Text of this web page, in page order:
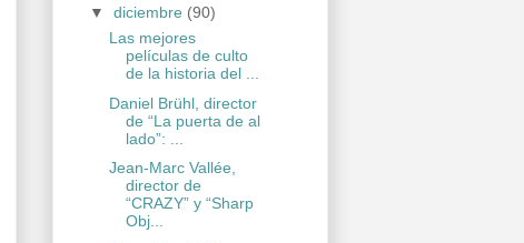
▼ diciembre (90)
Las mejores
películas de culto
de la historia del ...
Daniel Brühl, director
de “La puerta de al
lado”: ...
Jean-Marc Vallée,
director de
“CRAZY” y “Sharp
Obj...